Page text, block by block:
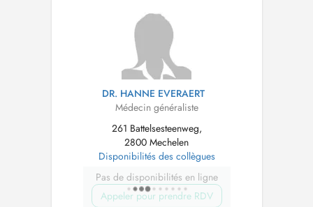
DR. HANNE EVERAERT
Médecin généraliste
261 Battelsesteenweg,
2800 Mechelen
Disponibilités des collègues
Pas de disponibilités en ligne
Appeler pour prendre RDV